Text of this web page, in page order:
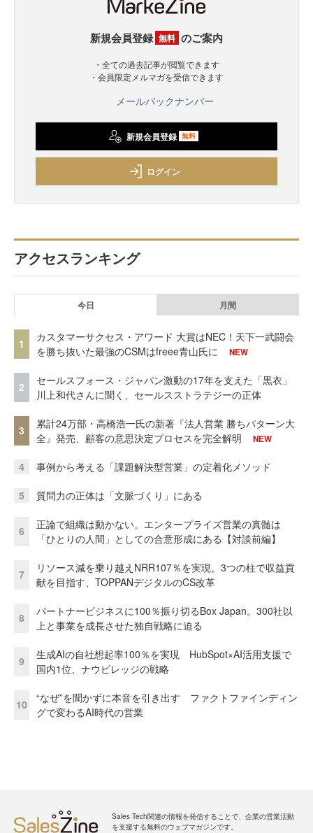
新規会員登録 無料 のご案内
・全ての過去記事が閲覧できます
・会員限定メルマガを受信できます
メールバックナンバー
新規会員登録 無料
ログイン
アクセスランキング
今日 月間
1
カスタマーサクセス・アワード 大賞はNEC！天下一武闘会
を勝ち抜いた最強のCSMはfreee青山氏に
NEW
2
セールスフォース・ジャパン激動の17年を支えた「黒衣」
川上和代さんに聞く、セールスストラテジーの正体
3
累計24万部・高橋浩一氏の新著『法人営業 勝ちパターン大
全』発売、顧客の意思決定プロセスを完全解明
NEW
4 事例から考える「課題解決型営業」の定着化メソッド
5 質問力の正体は「文脈づくり」にある
6
正論で組織は動かない。エンタープライズ営業の真髄は
「ひとりの人間」としての合意形成にある【対談前編】
7
リソース減を乗り越えNRR107％を実現。3つの柱で収益貢
献を目指す、TOPPANデジタルのCS改革
8
パートナービジネスに100％振り切るBox Japan。300社以
上と事業を成長させた独自戦略に迫る
9
生成AIの自社想起率100％を実現 HubSpot×AI活用支援で
国内1位、ナウビレッジの戦略
10
“なぜ”を聞かずに本音を引き出す ファクトファインディン
グで変わるAI時代の営業
Sales Tech関連の情報を発信することで、企業の営業活動
を支援する無料のウェブマガジンです。